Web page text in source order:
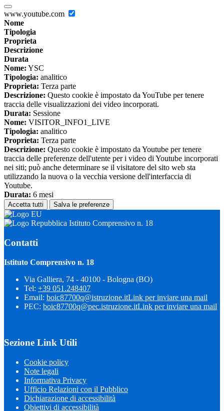
www.youtube.com
Nome
Tipologia
Proprieta
Descrizione
Durata
Nome: YSC
Tipologia: analitico
Proprieta: Terza parte
Descrizione: Questo cookie è impostato da YouTube per tenere
traccia delle visualizzazioni dei video incorporati.
Durata: Sessione
Nome: VISITOR_INFO1_LIVE
Tipologia: analitico
Proprieta: Terza parte
Descrizione: Questo cookie è impostato da Youtube per tenere
traccia delle preferenze dell'utente per i video di Youtube incorporati
nei siti; può anche determinare se il visitatore del sito web sta
utilizzando la nuova o la vecchia versione dell'interfaccia di
Youtube.
Durata: 6 mesi
Accetta tutti Salva le preferenze
Istituto Comprensivo n. 18
Contatti
Istituto Comprensivo n. 18
Via Galliera, 74 - 40100 - Bologna (BO)
Tel: +39 051.248407
Email: boic87700q@istruzione.itLink per inviare una mail
PEC: boic87700q@pec.istruzione.itLink per inviare una mail
Sezione Link Utili
Cookie policy
Note legali
Informativa Privacy
Ufficio Relazioni con il Pubblico
Dichiarazione di accessibilità
Obiettivi di accessibilità